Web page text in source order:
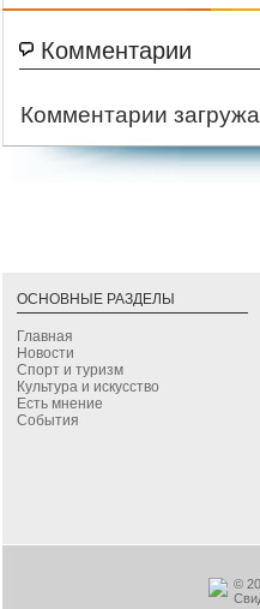
Комментарии
Комментарии
ОСНОВНЫЕ РАЗДЕЛЫ
Главная
Новости
Спорт и туризм
Культура и искусство
Есть мнение
События
©